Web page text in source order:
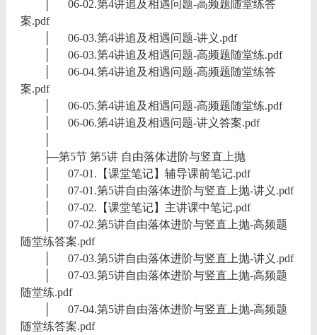
│ 06-02.第4讲追及相遇问题-高频题随堂练答
案.pdf
│ 06-03.第4讲追及相遇问题-讲义.pdf
│ 06-03.第4讲追及相遇问题-高频题随堂练.pdf
│ 06-04.第4讲追及相遇问题-高频题随堂练答
案.pdf
│ 06-05.第4讲追及相遇问题-高频题随堂练.pdf
│ 06-06.第4讲追及相遇问题-讲义答案.pdf
├─第5节 第5讲 自由落体进阶与竖直上抛
│ 07-01.【课堂笔记】辅导课前笔记.pdf
│ 07-01.第5讲自由落体进阶与竖直上抛-讲义.pdf
│ 07-02.【课堂笔记】主讲课中笔记.pdf
│ 07-02.第5讲自由落体进阶与竖直上抛-高频题
随堂练答案.pdf
│ 07-03.第5讲自由落体进阶与竖直上抛-讲义.pdf
│ 07-03.第5讲自由落体进阶与竖直上抛-高频题
随堂练.pdf
│ 07-04.第5讲自由落体进阶与竖直上抛-高频题
随堂练答案.pdf